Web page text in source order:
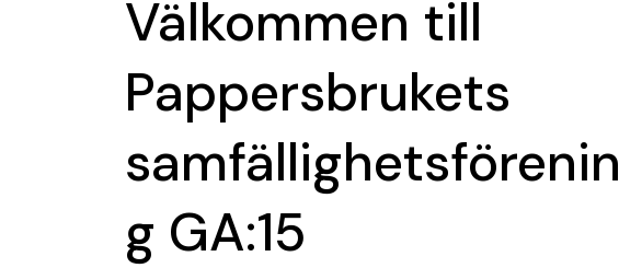
Välkommen till
Pappersbrukets
samfällighetsförenin
g GA:15